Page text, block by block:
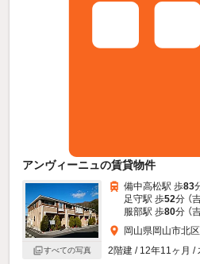
アンヴィーニュの賃貸物件
すべての写真
備中高松駅 歩83
足守駅 歩52分 （
服部駅 歩80分 （
岡山県岡山市北
2階建 / 12年11ヶ月 /